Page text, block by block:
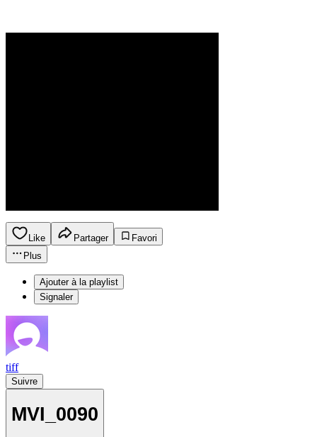
Like Partager
Favori
Plus
Ajouter à la playlist
Signaler
tiff
Suivre
MVI_0090